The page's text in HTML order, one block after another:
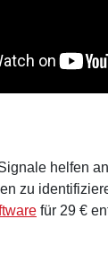
helfen
zu
für 29 €